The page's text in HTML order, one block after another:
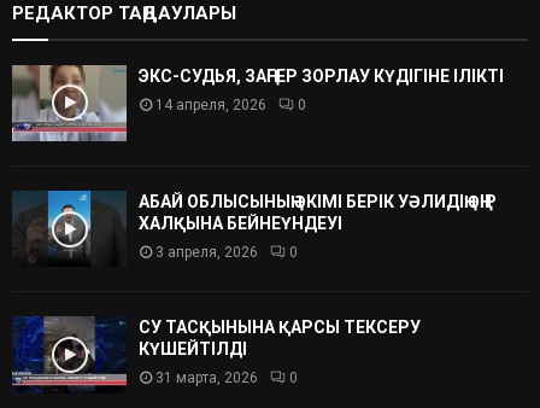
РЕДАКТОР ТАҢДАУЛАРЫ
ЭКС-СУДЬЯ, ЗАҢГЕР ЗОРЛАУ КҮДІГІНЕ ІЛІКТІ
14 апреля, 2026 0
АБАЙ ОБЛЫСЫНЫҢ ӘКІМІ БЕРІК УӘЛИДІҢ ӨҢІР
ХАЛҚЫНА БЕЙНЕҮНДЕУІ
3 апреля, 2026 0
СУ ТАСҚЫНЫНА ҚАРСЫ ТЕКСЕРУ
КҮШЕЙТІЛДІ
31 марта, 2026 0